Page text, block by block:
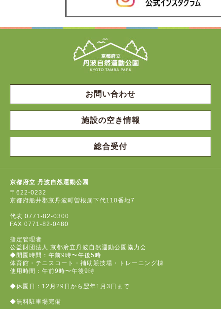
お問い合わせ
施設の空き情報
総合受付
京都府立 丹波自然運動公園
〒622-0232
京都府船井郡京丹波町曽根崩下代110番地7
代表 0771-82-0300
FAX 0771-82-0480
指定管理者
公益財団法人 京都府立丹波自然運動公園協力会
◆開園時間：午前9時〜午後5時
体育館・テニスコート・補助競技場・トレーニング棟
使用時間：午前9時〜午後9時
◆休園日：12月29日から翌年1月3日まで
◆無料駐車場完備